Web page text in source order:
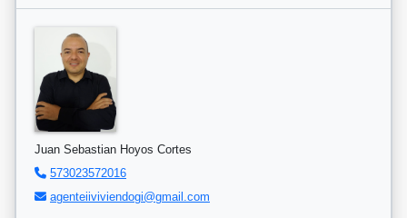
Juan Sebastian Hoyos Cortes
573023572016
agenteiiviviendogi@gmail.com